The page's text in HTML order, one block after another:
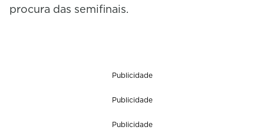
procura das semifinais.
Publicidade
Publicidade
Publicidade